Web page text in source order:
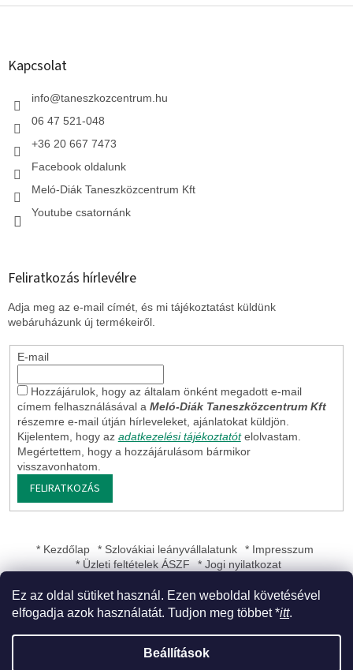
Ez az oldal sütiket használ. Ezen weboldal követésével
elfogadja azok használatát. Tudjon meg többet *itt.
Beállítások
L
Kapcsolat
info@taneszkozcentrum.hu
06 47 521-048
+36 20 667 7473
Facebook oldalunk
Meló-Diák Taneszközcentrum Kft
Youtube csatornánk
Feliratkozás hírlevélre
Adja meg az e-mail címét, és mi tájékoztatást küldünk
webáruházunk új termékeiről.
E-mail
Hozzájárulok, hogy az általam önként megadott e-mail
címem felhasználásával a Meló-Diák Taneszközcentrum Kft
részemre e-mail útján hírleveleket, ajánlatokat küldjön.
Kijelentem, hogy az adatkezelési tájékoztatót elolvastam.
Megértettem, hogy a hozzájárulásom bármikor
visszavonhatom.
FELIRATKOZÁS
* Kezdőlap * Szlovákiai leányvállalatunk
* Impresszum
* Üzleti feltételek ÁSZF
* Jogi nyilatkozat